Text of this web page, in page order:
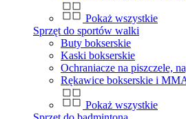
Pokaż wszystkie
Sprzęt do sportów walki
Buty bokserskie
Kaski bokserskie
Ochraniacze na piszczele,
Rękawice bokserskie i
Pokaż wszystkie